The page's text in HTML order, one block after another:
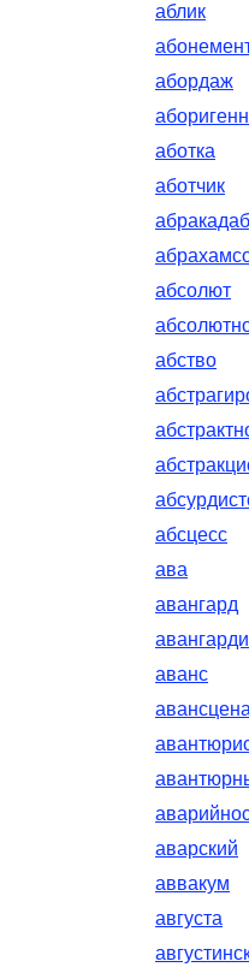
аблик
абордаж
аботка
аботчик
абсолют
абство
абсцесс
ава
авангард
аванс
авансцена
аварский
аввакум
августа